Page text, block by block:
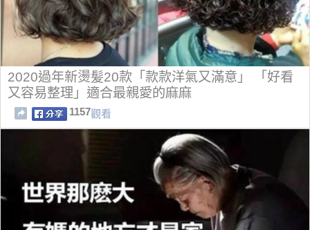
2020過年新燙髪20款「款款洋氣又滿意」 「好看
又容易整理」適合最親愛的麻麻
1157觀看